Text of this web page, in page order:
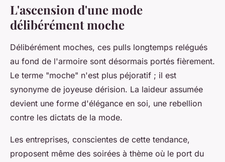
L'ascension d'une mode
délibérément moche
Délibérément moches, ces pulls longtemps relégués
au fond de l'armoire sont désormais portés fièrement.
Le terme "moche" n'est plus péjoratif ; il est
synonyme de joyeuse dérision. La laideur assumée
devient une forme d'élégance en soi, une rebellion
contre les dictats de la mode.
Les entreprises, conscientes de cette tendance,
proposent même des soirées à thème où le port du